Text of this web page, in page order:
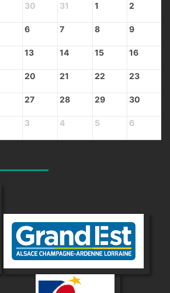
30 31 1 2
6 7 8 9
13 14 15 16
20 21 22 23
27 28 29 30
3 4 5 6